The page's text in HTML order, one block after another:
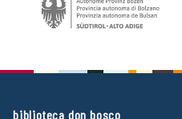
biblioteca don bosco